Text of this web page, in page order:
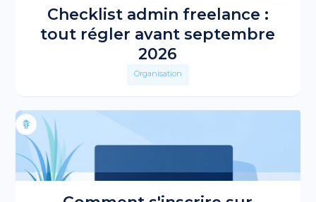
Checklist admin freelance :
tout régler avant septembre
2026
Organisation